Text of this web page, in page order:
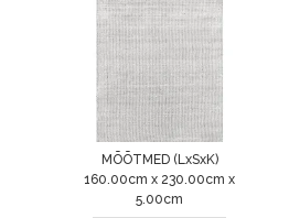
MÕÕTMED (LxSxK)
160.00cm x 230.00cm x
5.00cm